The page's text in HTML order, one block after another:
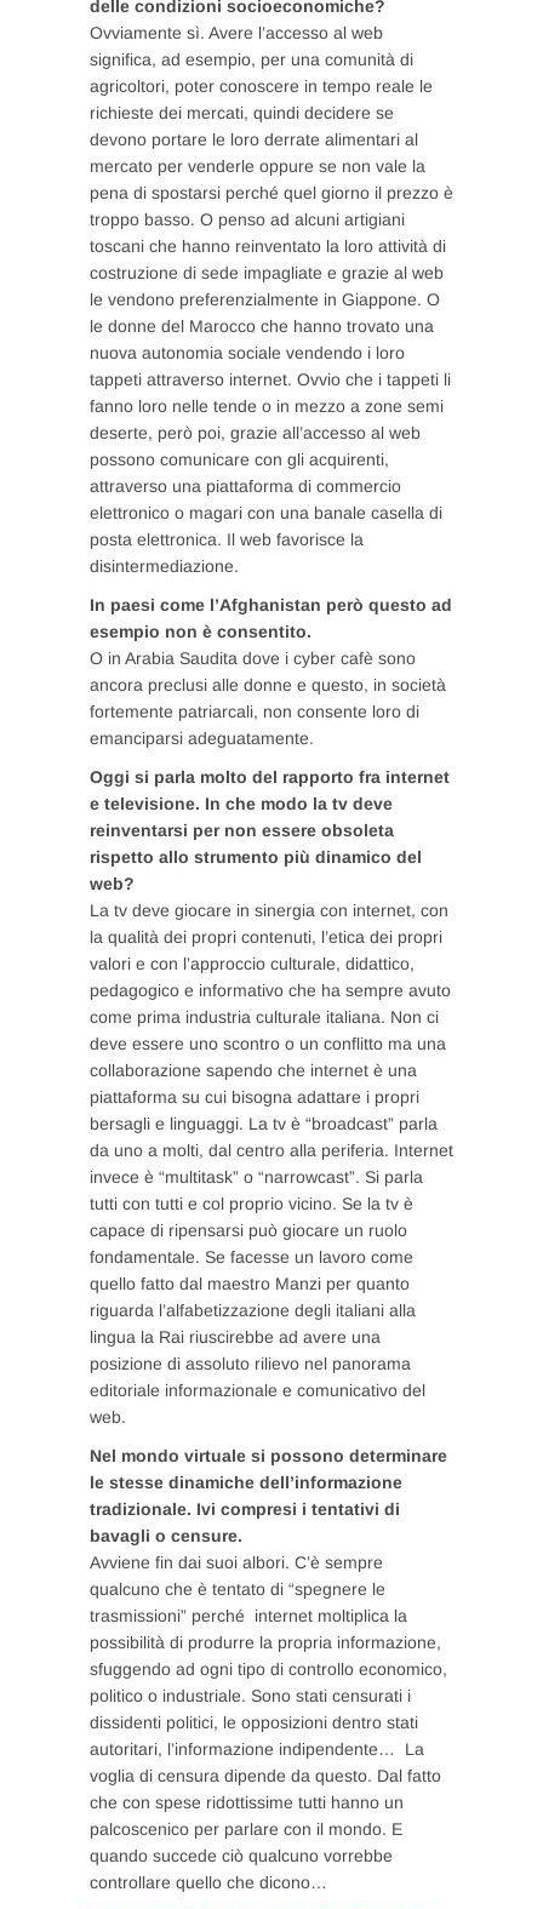
delle condizioni socioeconomiche?
Ovviamente sì. Avere l’accesso al web
significa, ad esempio, per una comunità di
agricoltori, poter conoscere in tempo reale le
richieste dei mercati, quindi decidere se
devono portare le loro derrate alimentari al
mercato per venderle oppure se non vale la
pena di spostarsi perché quel giorno il prezzo è
troppo basso. O penso ad alcuni artigiani
toscani che hanno reinventato la loro attività di
costruzione di sede impagliate e grazie al web
le vendono preferenzialmente in Giappone. O
le donne del Marocco che hanno trovato una
nuova autonomia sociale vendendo i loro
tappeti attraverso internet. Ovvio che i tappeti li
fanno loro nelle tende o in mezzo a zone semi
deserte, però poi, grazie all’accesso al web
possono comunicare con gli acquirenti,
attraverso una piattaforma di commercio
elettronico o magari con una banale casella di
posta elettronica. Il web favorisce la
disintermediazione.
In paesi come l’Afghanistan però questo ad
esempio non è consentito.
O in Arabia Saudita dove i cyber cafè sono
ancora preclusi alle donne e questo, in società
fortemente patriarcali, non consente loro di
emanciparsi adeguatamente.
Oggi si parla molto del rapporto fra internet
e televisione. In che modo la tv deve
reinventarsi per non essere obsoleta
rispetto allo strumento più dinamico del
web?
La tv deve giocare in sinergia con internet, con
la qualità dei propri contenuti, l’etica dei propri
valori e con l’approccio culturale, didattico,
pedagogico e informativo che ha sempre avuto
come prima industria culturale italiana. Non ci
deve essere uno scontro o un conflitto ma una
collaborazione sapendo che internet è una
piattaforma su cui bisogna adattare i propri
bersagli e linguaggi. La tv è “broadcast” parla
da uno a molti, dal centro alla periferia. Internet
invece è “multitask” o “narrowcast”. Si parla
tutti con tutti e col proprio vicino. Se la tv è
capace di ripensarsi può giocare un ruolo
fondamentale. Se facesse un lavoro come
quello fatto dal maestro Manzi per quanto
riguarda l’alfabetizzazione degli italiani alla
lingua la Rai riuscirebbe ad avere una
posizione di assoluto rilievo nel panorama
editoriale informazionale e comunicativo del
web.
Nel mondo virtuale si possono determinare
le stesse dinamiche dell’informazione
tradizionale. Ivi compresi i tentativi di
bavagli o censure.
Avviene fin dai suoi albori. C’è sempre
qualcuno che è tentato di “spegnere le
trasmissioni” perché internet moltiplica la
possibilità di produrre la propria informazione,
sfuggendo ad ogni tipo di controllo economico,
politico o industriale. Sono stati censurati i
dissidenti politici, le opposizioni dentro stati
autoritari, l’informazione indipendente… La
voglia di censura dipende da questo. Dal fatto
che con spese ridottissime tutti hanno un
palcoscenico per parlare con il mondo. E
quando succede ciò qualcuno vorrebbe
controllare quello che dicono…